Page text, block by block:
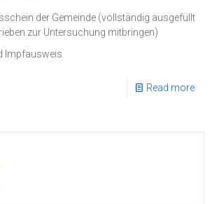
der Gemeinde (vollständig ausgefüllt
zur Untersuchung mitbringen)
Impfausweis
Read more